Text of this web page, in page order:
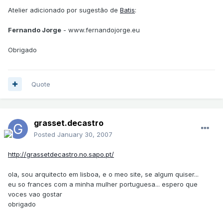
Atelier adicionado por sugestão de Batis:
Fernando Jorge - www.fernandojorge.eu
Obrigado
Quote
grasset.decastro
Posted January 30, 2007
http://grassetdecastro.no.sapo.pt/
ola, sou arquitecto em lisboa, e o meo site, se algum quiser...
eu so frances com a minha mulher portuguesa... espero que
voces vao gostar
obrigado